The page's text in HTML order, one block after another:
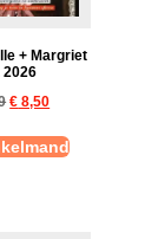
+ Margriet
2026
€ 8,50